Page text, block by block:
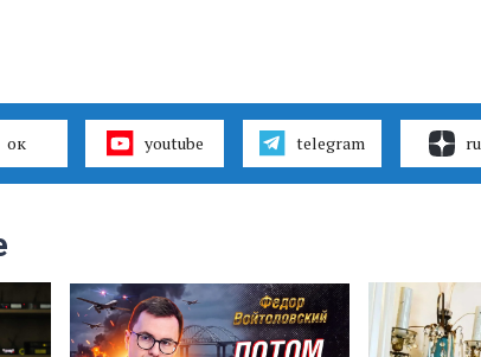
ок youtube telegram